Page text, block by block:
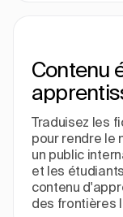
Contenu
Traduisez les
pour rendre le
un public
et les
contenu
des frontières